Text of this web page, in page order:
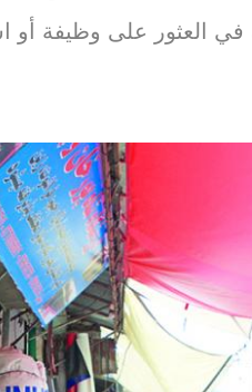
العثور على وظيفة أو